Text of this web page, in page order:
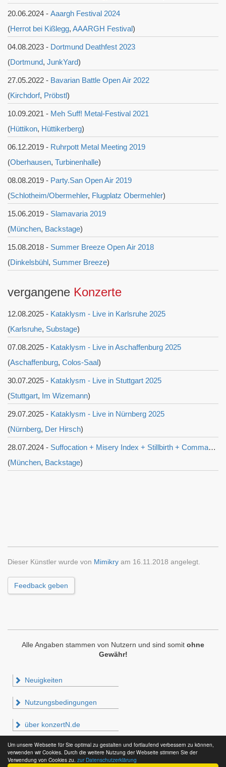
Um unsere Webseite für Sie optimal zu gestalten und fortlaufend verbessern zu können,
verwenden wir Cookies. Durch die weitere Nutzung der Webseite stimmen Sie der
Verwendung von Cookies zu. zur Datenschutzerklärung
20.06.2024 - Aaargh Festival 2024
(Herrot bei Kißlegg, AAARGH Festival)
04.08.2023 - Dortmund Deathfest 2023
(Dortmund, JunkYard)
27.05.2022 - Bavarian Battle Open Air 2022
(Kirchdorf, Pröbstl)
10.09.2021 - Meh Suff! Metal-Festival 2021
(Hüttikon, Hüttikerberg)
06.12.2019 - Ruhrpott Metal Meeting 2019
(Oberhausen, Turbinenhalle)
08.08.2019 - Party.San Open Air 2019
(Schlotheim/Obermehler, Flugplatz Obermehler)
15.06.2019 - Slamavaria 2019
(München, Backstage)
15.08.2018 - Summer Breeze Open Air 2018
(Dinkelsbühl, Summer Breeze)
vergangene Konzerte
12.08.2025 - Kataklysm - Live in Karlsruhe 2025
(Karlsruhe, Substage)
07.08.2025 - Kataklysm - Live in Aschaffenburg 2025
(Aschaffenburg, Colos-Saal)
30.07.2025 - Kataklysm - Live in Stuttgart 2025
(Stuttgart, Im Wizemann)
29.07.2025 - Kataklysm - Live in Nürnberg 2025
(Nürnberg, Der Hirsch)
28.07.2024 - Suffocation + Misery Index + Stillbirth + Commander (Free&Easy 2024)
(München, Backstage)
Dieser Künstler wurde von Mimikry am 16.11.2018 angelegt.
Feedback geben
Alle Angaben stammen von Nutzern und sind somit ohne
Gewähr!
Neuigkeiten
Nutzungsbedingungen
über konzertN.de
Impressum & Datenschutz